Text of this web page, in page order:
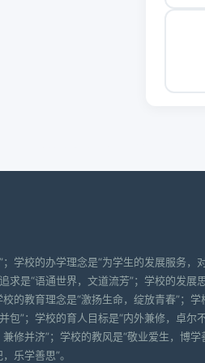
学校的办学理念是“为学生的发展服务，
求是“语通世界，文道流芳”；学校的发展
的教育理念是“激扬生命，绽放青春”；学
包”；学校的育人目标是“内外兼修，卓尔
修并济”；学校的教风是“敬业爱生，博学
乐学善思”。